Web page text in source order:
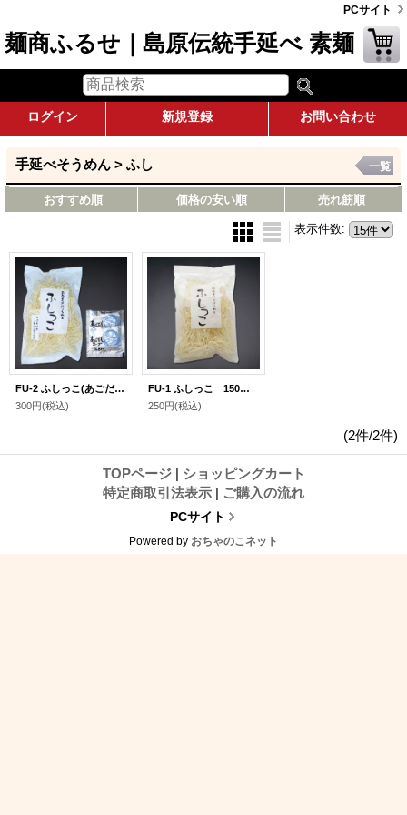
PCサイト
麺商ふるせ｜島原伝統手延べ 素麺
ログイン 新規登録 お問い合わせ
手延べそうめん > ふし 一覧
おすすめ順 価格の安い順 売れ筋順
表示件数:
FU-2 ふしっこ(あごだしスープ付)
300円(税込)
FU-1 ふしっこ 150ｇ(麺のみ)
250円(税込)
(2件/2件)
TOPページ | ショッピングカート
特定商取引法表示 | ご購入の流れ
PCサイト
Powered by おちゃのこネット